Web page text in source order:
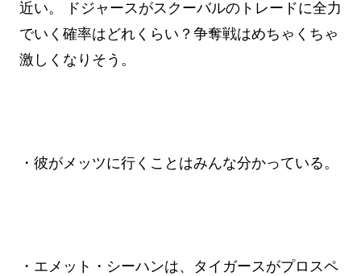
近い。 ドジャースがスクーバルのトレードに全力
でいく確率はどれくらい？争奪戦はめちゃくちゃ
激しくなりそう。
・彼がメッツに行くことはみんな分かっている。
・エメット・シーハンは、タイガースがプロスペ